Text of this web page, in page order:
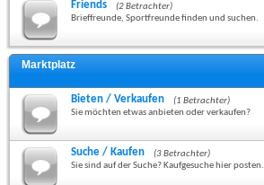
Friends
(2 Betrachter)
Brieffreunde, Sportfreunde finden und suchen.
Marktplatz
Bieten / Verkaufen
(1 Betrachter)
Sie möchten etwas anbieten oder verkaufen?
Suche / Kaufen
(3 Betrachter)
Sie sind auf der Suche? Kaufgesuche hier posten.